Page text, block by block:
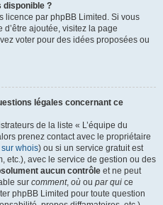
disponible ?
licence par phpBB Limited. Si vous
ajoutée, visitez la page
voter pour des idées proposées ou
légales concernant ce
de la liste « L’équipe du
prenez contact avec le propriétaire
whois) ou si un service gratuit est
etc.), avec le service de gestion ou des
aucun contrôle et ne peut
sur comment, où ou par qui ce
phpBB Limited pour toute question